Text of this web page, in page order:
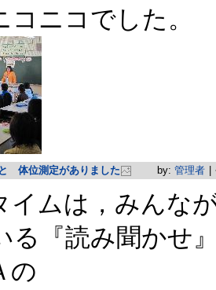
ニコでした。
体位測定がありました by: 管理者
イムは，みんな
る『読み聞かせ
の